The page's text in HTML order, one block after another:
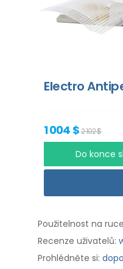
Electro
1 004 $2 102 $
Do konce
Použitelnost na
Recenze uživatelů:
Prohlédněte si: